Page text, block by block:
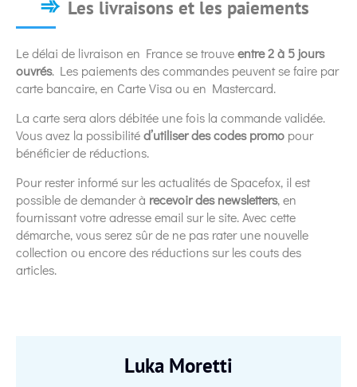
Les livraisons et les paiements
Le délai de livraison en France se trouveentre 2 à 5 jours
ouvrés. Les paiements des commandes peuvent se faire par
carte bancaire, en Carte Visa ou en Mastercard.
La carte sera alors débitée une fois la commande validée.
Vous avez la possibilitéd’utiliser des codes promo pour
bénéficier de réductions.
Pour rester informé sur les actualités de Spacefox, il est
possible de demander à recevoir des newsletters, en
fournissant votre adresse email sur le site. Avec cette
démarche, vous serez sûr de ne pas rater une nouvelle
collection ou encore des réductions sur les couts des
articles.
Luka Moretti